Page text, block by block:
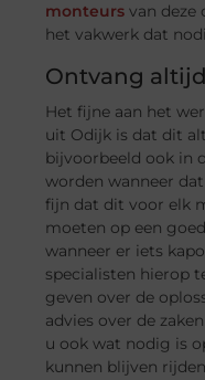
monteurs van deze
het vakwerk dat
Ontvang
Het fijne aan het
uit Odijk is dat dit
bijvoorbeeld ook in
worden wanneer
fijn dat dit voor elk
moeten op een
wanneer er iets
specialisten hierop
geven over de
advies over de
u ook wat nodig is
kunnen blijven